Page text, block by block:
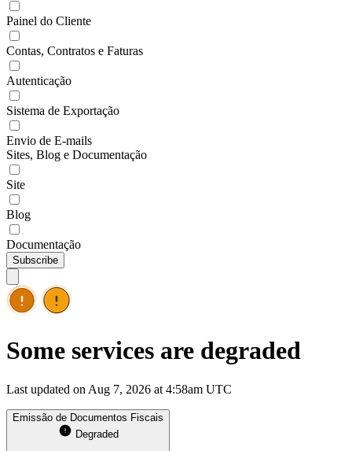
Painel do Cliente
Contas, Contratos e Faturas
Autenticação
Sistema de Exportação
Envio de E-mails
Sites, Blog e Documentação
Site
Blog
Documentação
Subscribe
Some services are degraded
Last updated on Aug 7, 2026 at 4:58am UTC
Emissão de Documentos Fiscais
Degraded